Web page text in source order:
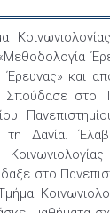
Έρευνας» και
Σπούδασε στο
τη Δανία.
στο